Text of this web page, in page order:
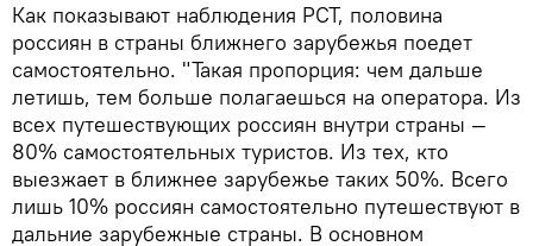
Как показывают наблюдения РСТ, половина
россиян в страны ближнего зарубежья поедет
самостоятельно. "Такая пропорция: чем дальше
летишь, тем больше полагаешься на оператора. Из
всех путешествующих россиян внутри страны —
80% самостоятельных туристов. Из тех, кто
выезжает в ближнее зарубежье таких 50%. Всего
лишь 10% россиян самостоятельно путешествуют в
дальние зарубежные страны. В основном